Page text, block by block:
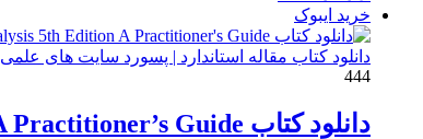
خرید ایبوک
دانلود کتاب مقاله استاندارد | پسورد سایت های علمی
444
دانلود کتاب Financial Statement Analysis 5th Edition A Practitioner’s Guide